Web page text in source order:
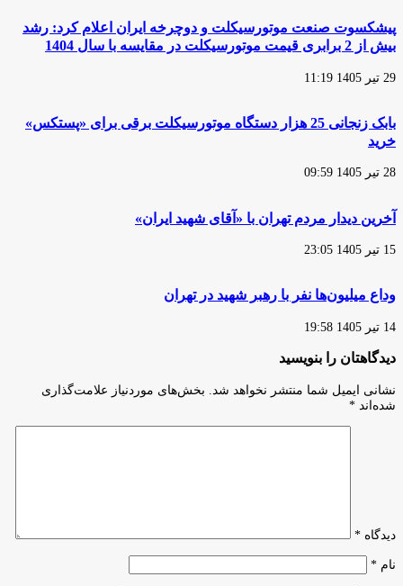
منصوری
رونمایی
شد
پیشکسوت صنعت موتورسیکلت و دوچرخه ایران اعلام کرد: رشد
بیش از 2 برابری قیمت موتورسیکلت در مقایسه با سال 1404
29 تیر 1405 11:19
بابک زنجانی 25 هزار دستگاه موتورسیکلت برقی برای «پستکس»
خرید
28 تیر 1405 09:59
آخرین دیدار مردم تهران با «آقای شهید ایران»
15 تیر 1405 23:05
وداع میلیون‌ها نفر با رهبر شهید در تهران
14 تیر 1405 19:58
دیدگاهتان را بنویسید
نشانی ایمیل شما منتشر نخواهد شد.
بخش‌های موردنیاز علامت‌گذاری
شده‌اند *
دیدگاه *
نام *